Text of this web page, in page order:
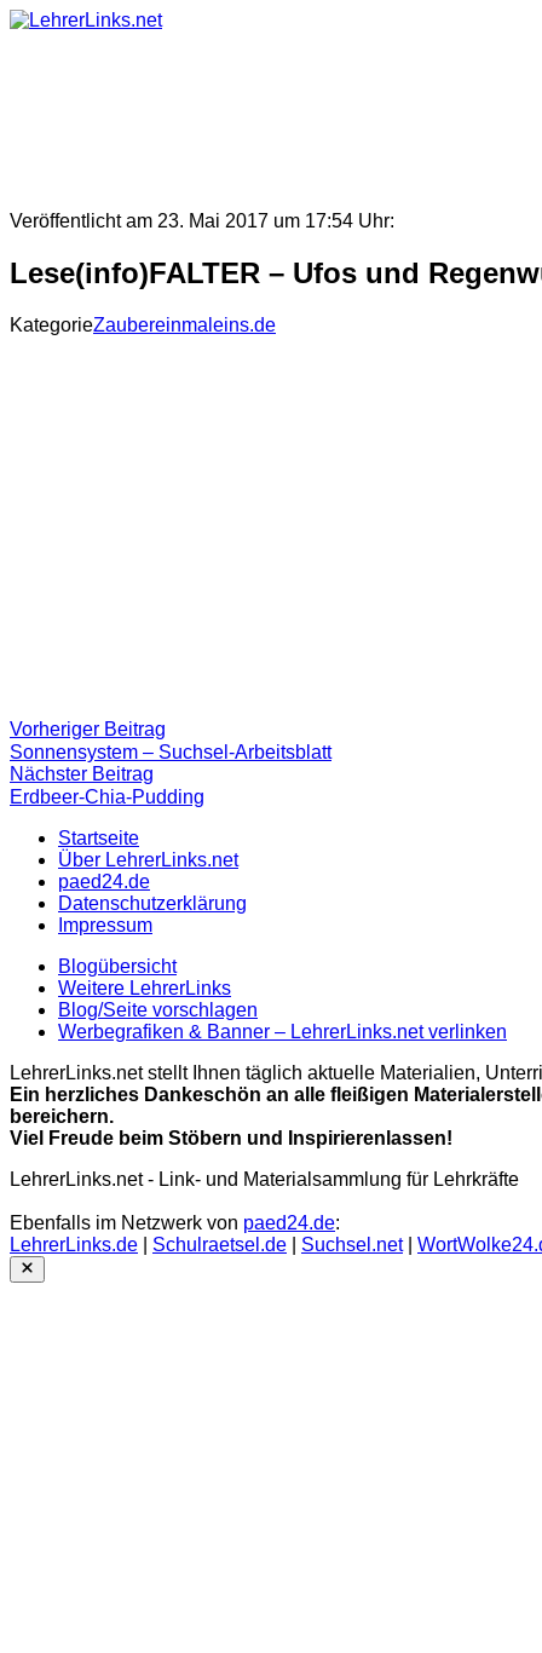
Skip
Veröffentlicht am 23. Mai 2017 um 17:54 Uhr:
Lese(info)FALTER – Ufos und
KategorieZaubereinmaleins.de
Beitragsnavigation
Vorheriger Beitrag
Beitrag:
Sonnensystem – Suchsel-Arbeitsblatt
Nächster Beitrag
Beitrag
Erdbeer-Chia-Pudding
Startseite
Über LehrerLinks.net
paed24.de
Datenschutzerklärung
Impressum
Blogübersicht
Weitere LehrerLinks
Blog/Seite vorschlagen
Werbegrafiken & Banner – LehrerLinks.net verlinken
LehrerLinks.net stellt Ihnen täglich aktuelle Materialien,
Ein herzliches Dankeschön an alle fleißigen
bereichern.
Viel Freude beim Stöbern und Inspirierenlassen!
LehrerLinks.net - Link- und Materialsammlung für Lehrkräfte
Ebenfalls im Netzwerk von paed24.de:
LehrerLinks.de
Schulraetsel.de Suchsel.net|
Close